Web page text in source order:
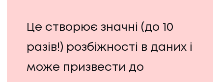
Це створює значні (до 10
разів!) розбіжності в даних і
може призвести до